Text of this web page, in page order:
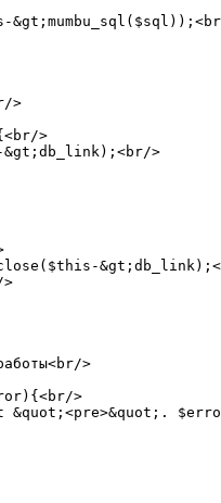
>
>
>
>
>